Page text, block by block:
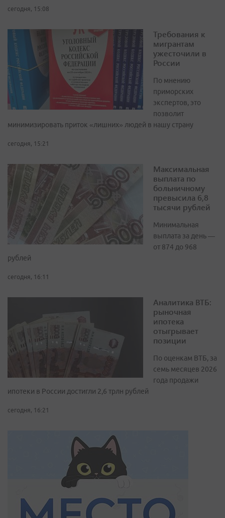
сегодня, 15:08
Требования к
мигрантам
ужесточили в
России
По мнению
приморских
экспертов, это
позволит
минимизировать приток «лишних» людей в нашу страну
сегодня, 15:21
Максимальная
выплата по
больничному
превысила 6,8
тысячи рублей
Минимальная
выплата за день —
от 874 до 968
рублей
сегодня, 16:11
Аналитика ВТБ:
рыночная
ипотека
отыгрывает
позиции
По оценкам ВТБ, за
семь месяцев 2026
года продажи
ипотеки в России достигли 2,6 трлн рублей
сегодня, 16:21